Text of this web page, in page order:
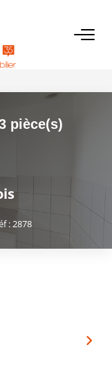
pièce(s)
: 2878